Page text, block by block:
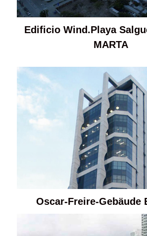
Edificio Wind.Playa
MARTA
Oscar-Freire-Gebäude